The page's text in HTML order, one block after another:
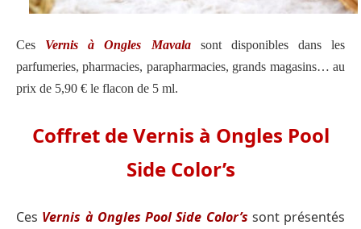
Ces Vernis à Ongles Mavala
sont disponibles dans les
parfumeries, pharmacies, parapharmacies, grands magasins… au
prix de 5,90 € le flacon de 5 ml.
Coffret de Vernis à Ongles Pool
Side Color’s
Ces Vernis à Ongles Pool Side Color’s sont présentés